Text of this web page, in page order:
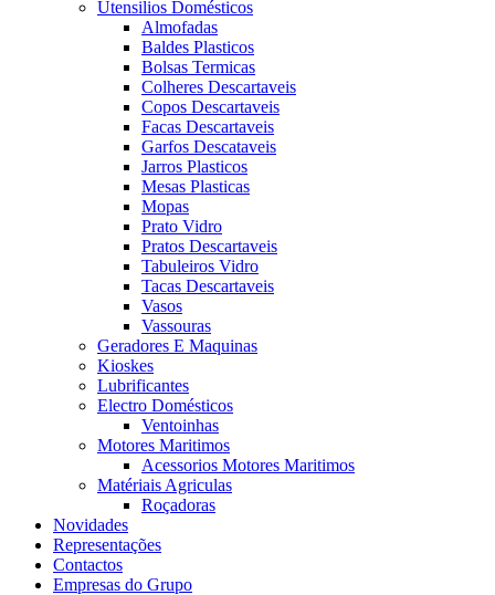
Utensilios Domésticos
Almofadas
Baldes Plasticos
Bolsas Termicas
Colheres Descartaveis
Copos Descartaveis
Facas Descartaveis
Garfos Descataveis
Jarros Plasticos
Mesas Plasticas
Mopas
Prato Vidro
Pratos Descartaveis
Tabuleiros Vidro
Tacas Descartaveis
Vasos
Vassouras
Geradores E Maquinas
Kioskes
Lubrificantes
Electro Domésticos
Ventoinhas
Motores Maritimos
Acessorios Motores Maritimos
Matériais Agriculas
Roçadoras
Novidades
Representações
Contactos
Empresas do Grupo